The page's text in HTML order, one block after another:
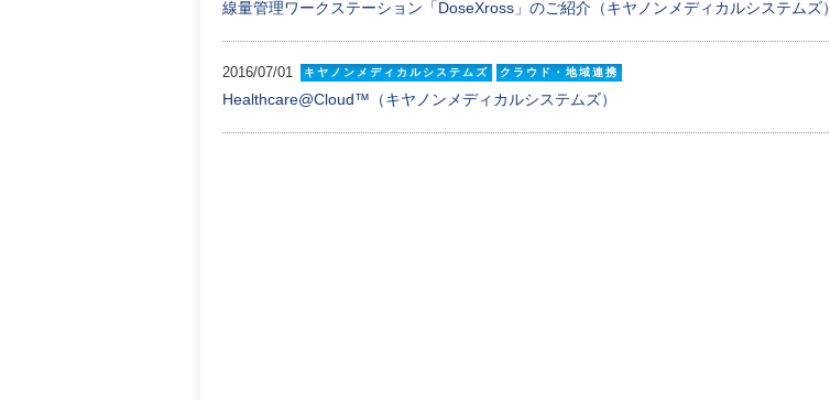
線量管理ワークステーション「DoseXross」のご紹介（キヤノンメディカルシステムズ）
2016/07/01 キヤノンメディカルシステムズ クラウド・地域連携
Healthcare@Cloud™（キヤノンメディカルシステムズ）